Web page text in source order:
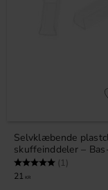
Selvklæbende
skuffeinddeler –
Vurdering: (1)
21 KR